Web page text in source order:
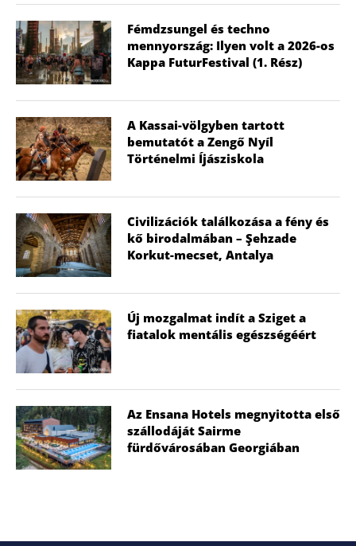
Fémdzsungel és techno
mennyország: Ilyen volt a 2026-os
Kappa FuturFestival (1. Rész)
A Kassai-völgyben tartott
bemutatót a Zengő Nyíl
Történelmi Íjásziskola
Civilizációk találkozása a fény és
kő birodalmában – Şehzade
Korkut-mecset, Antalya
Új mozgalmat indít a Sziget a
fiatalok mentális egészségéért
Az Ensana Hotels megnyitotta első
szállodáját Sairme
fürdővárosában Georgiában